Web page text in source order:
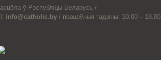
ў Рэспубліцы Беларусь /
info@catholic.by/ працоўныя гадзіны: 10.00 – 18.00